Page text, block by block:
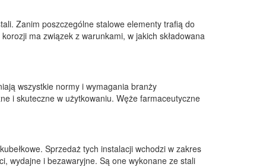
Zanim poszczególne stalowe elementy trafią do
ma związek z warunkami, w jakich składowana
wszystkie normy i wymagania branży
i skuteczne w użytkowaniu. Węże farmaceutyczne
Sprzedaż tych instalacji wchodzi w zakres
wydajne i bezawaryjne. Są one wykonane ze stali